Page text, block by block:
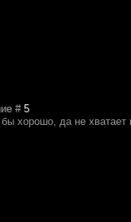
# 5
хорошо, да не хватает